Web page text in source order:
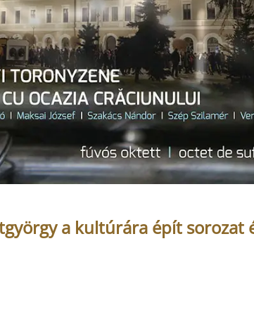
a kultúrára épít sorozat